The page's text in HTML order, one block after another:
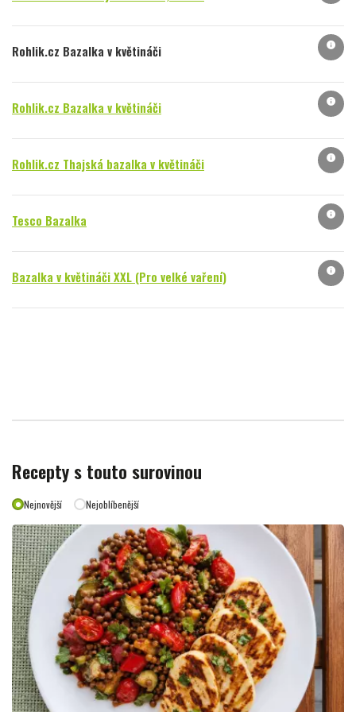
Rohlik.cz Bazalka v květináči info
Rohlik.cz Bazalka v květináči info
Rohlik.cz Thajská bazalka v květináči info
Tesco Bazalka info
Bazalka v květináči XXL (Pro velké vaření) info
Recepty s touto surovinou
Nejnovější Nejoblíbenější